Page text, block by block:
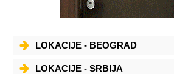
LOKACIJE - BEOGRAD
LOKACIJE - SRBIJA